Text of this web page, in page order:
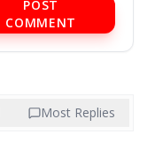
POST
COMMENT
Most Replies